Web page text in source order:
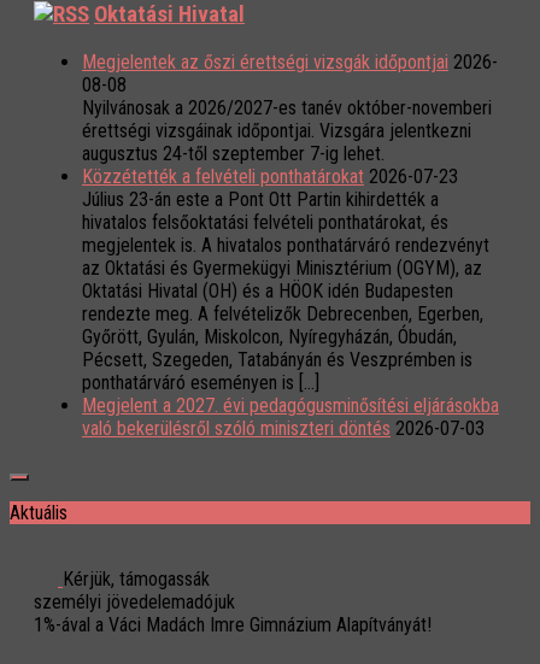
Oktatási Hivatal
Megjelentek az őszi érettségi vizsgák időpontjai 2026-
08-08
Nyilvánosak a 2026/2027-es tanév október-novemberi
érettségi vizsgáinak időpontjai. Vizsgára jelentkezni
augusztus 24-től szeptember 7-ig lehet.
Közzétették a felvételi ponthatárokat 2026-07-23
Július 23-án este a Pont Ott Partin kihirdették a
hivatalos felsőoktatási felvételi ponthatárokat, és
megjelentek is. A hivatalos ponthatárváró rendezvényt
az Oktatási és Gyermekügyi Minisztérium (OGYM), az
Oktatási Hivatal (OH) és a HÖOK idén Budapesten
rendezte meg. A felvételizők Debrecenben, Egerben,
Győrött, Gyulán, Miskolcon, Nyíregyházán, Óbudán,
Pécsett, Szegeden, Tatabányán és Veszprémben is
ponthatárváró eseményen is […]
Megjelent a 2027. évi pedagógusminősítési eljárásokba
való bekerülésről szóló miniszteri döntés 2026-07-03
Aktuális
Kérjük, támogassák
személyi jövedelemadójuk
1%-ával a Váci Madách Imre Gimnázium Alapítványát!